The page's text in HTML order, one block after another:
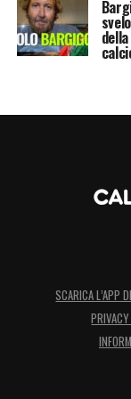
problema del
questo non
SCARICA L’APP